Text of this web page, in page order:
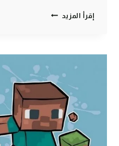
إقرأ المزيد ماين
خرب
مزاجي
(
!
#56
|
56#
MINECRAFT